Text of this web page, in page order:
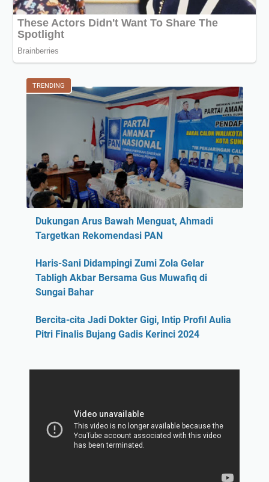
TRENDING
Dukungan Arus Bawah Menguat, Ahmadi
Targetkan Rekomendasi PAN
Haris-Sani Didampingi Zumi Zola Gelar
Tabligh Akbar Bersama Gus Muwafiq di
Sungai Bahar
Bercita-cita Jadi Dokter Gigi, Intip Profil Aulia
Pitri Finalis Bujang Gadis Kerinci 2024